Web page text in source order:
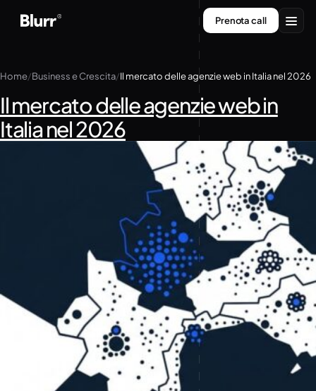
Prenota call
Chi siamo
Contatti
Home Business e Crescita Il mercato delle agenzie web in Italia nel 2026
Il mercato delle agenzie web in
Italia nel 2026